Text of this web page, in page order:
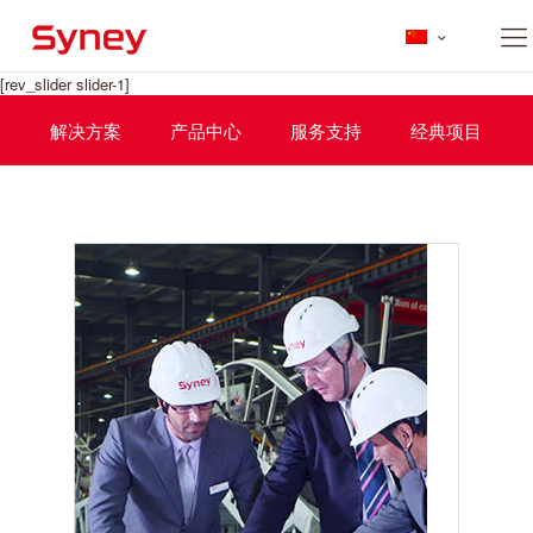
[rev_slider slider-1]
解决方案 产品中心 服务支持 经典项目